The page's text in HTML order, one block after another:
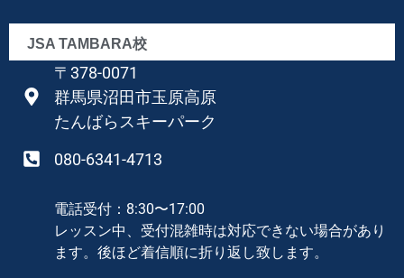
JSA TAMBARA校
〒378-0071
群馬県沼田市玉原高原
たんばらスキーパーク
080-6341-4713
電話受付：8:30〜17:00
レッスン中、受付混雑時は対応できない場合があり
ます。後ほど着信順に折り返し致します。